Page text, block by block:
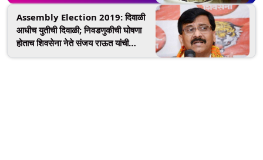
शंका व्यक्त
Assembly Election 2019: दिवाळी
आधीच युतीची दिवाळी; निवडणुकीची घोषणा
होताच शिवसेना नेते संजय राऊत यांची